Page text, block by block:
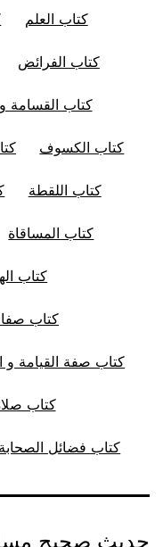
كتاب العلم
كتاب الفرائض
كتاب القسامة
كتاب الكسوف
كتاب اللقطة
كتاب المساقاة
كتاب
كتاب
كتاب صفة القيامة و
كتاب
كتاب فضائل
حديث صحيح